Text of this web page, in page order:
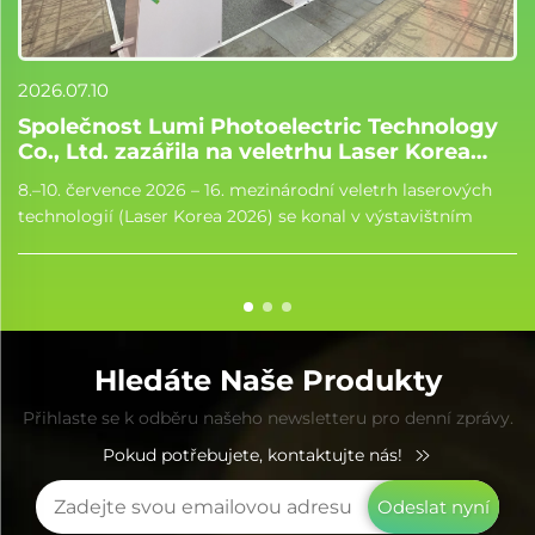
2026.07.10
Společnost Lumi Photoelectric Technology
Co., Ltd. zazářila na veletrhu Laser Korea
2026 a urychluje svou mezinárodní expanzi
8.–10. července 2026 – 16. mezinárodní veletrh laserových
technologií (Laser Korea 2026) se konal v výstavištním
Hledáte Naše Produkty
Přihlaste se k odběru našeho newsletteru pro denní zprávy.
Pokud potřebujete, kontaktujte nás!
Odeslat nyní